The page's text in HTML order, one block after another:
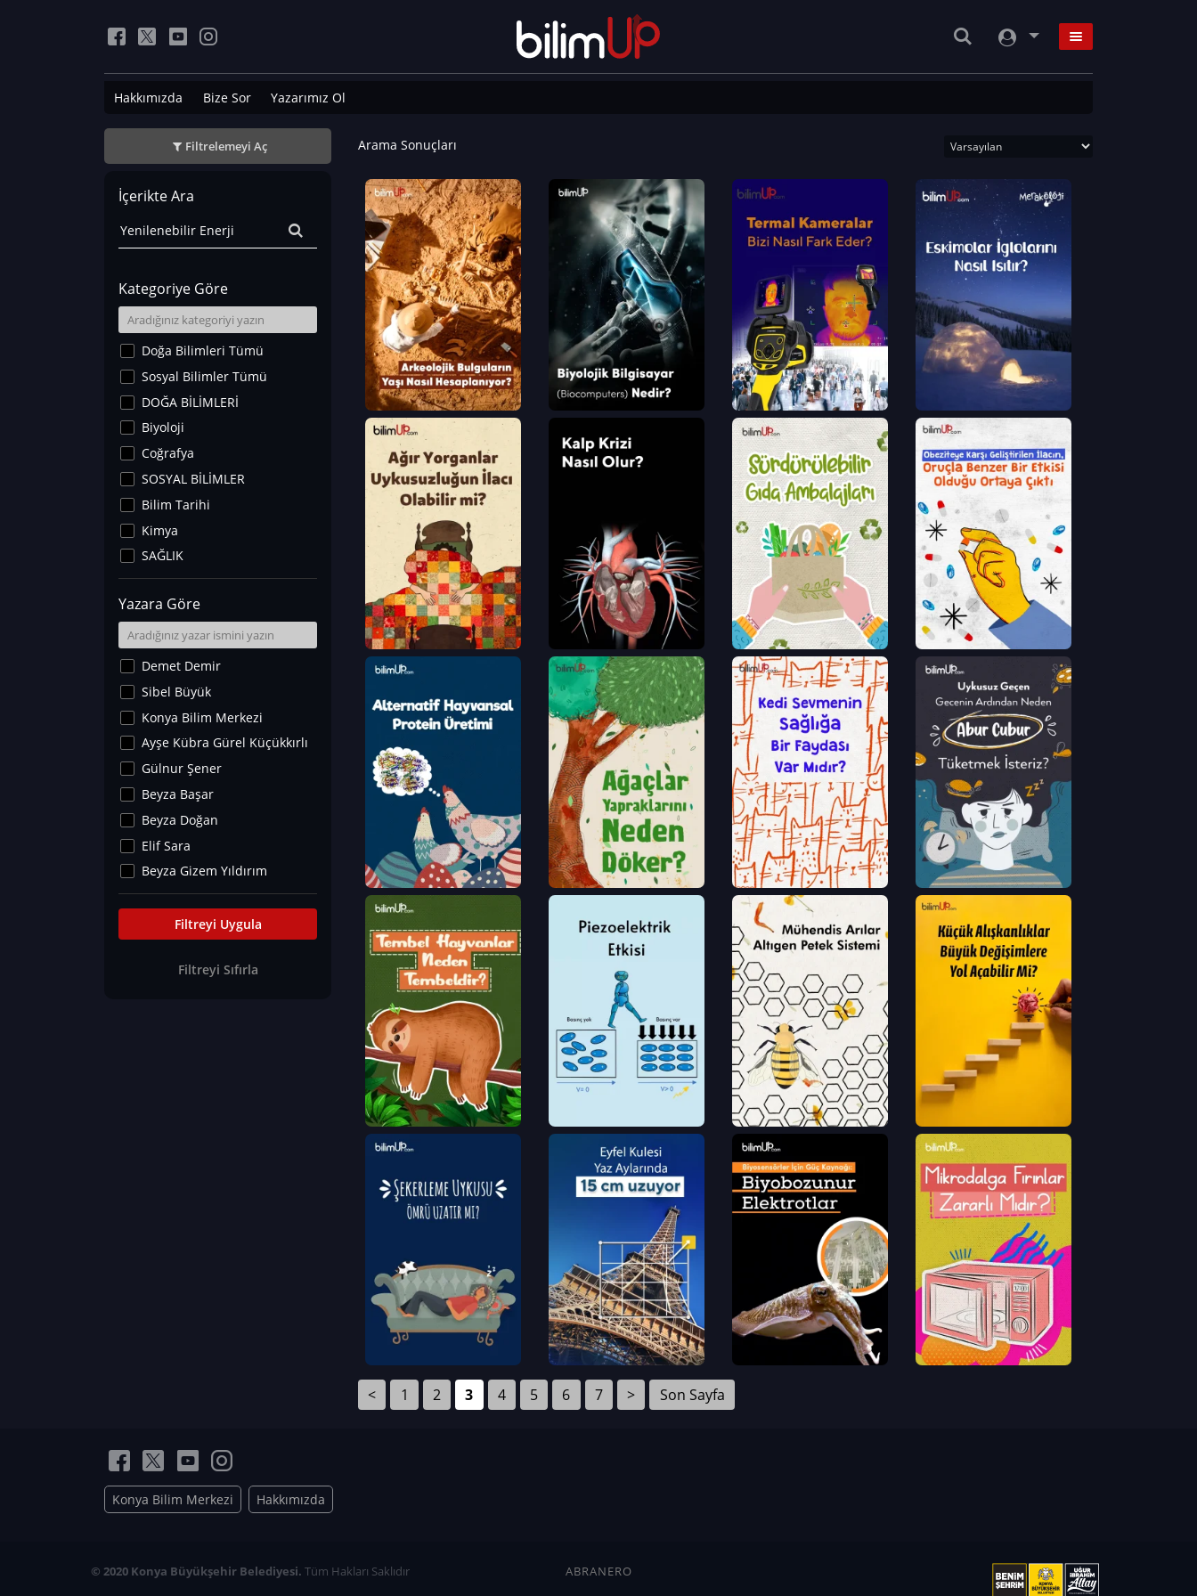
Hakkımızda Bize Sor Yazarımız Ol
Filtrelemeyi Aç
İçerikte Ara
Kategoriye Göre
Doğa Bilimleri Tümü
Sosyal Bilimler Tümü
DOĞA BİLİMLERİ
Biyoloji
Coğrafya
SOSYAL BİLİMLER
Bilim Tarihi
Kimya
SAĞLIK
Sanat Tarihi
Fizik
Yer Bilimleri
Astronomi ve Uzay
Noroloji
Matematik
Teknoloji
İklim Değişikliği
Arkeoloji
Kültür&Sanat
Yaşam Tavsiyeleri
Merakoloji
Eğitim Bilimleri
Yazara Göre
Demet Demir
Sibel Büyük
Konya Bilim Merkezi
Ayşe Kübra Gürel Küçükkırlı
Gülnur Şener
Beyza Başar
Beyza Doğan
Elif Sara
Beyza Gizem Yıldırım
İlknur İyigökler
Büşra Elif Kıvrak
Can TORUN
Filtreyi Uygula
Filtreyi Sıfırla
Arama Sonuçları
< 1 2 3 4 5 6 7 > Son Sayfa
Konya Bilim Merkezi Hakkımızda
© 2020 Konya Büyükşehir Belediyesi. Tüm Hakları Saklıdır ABRANERO